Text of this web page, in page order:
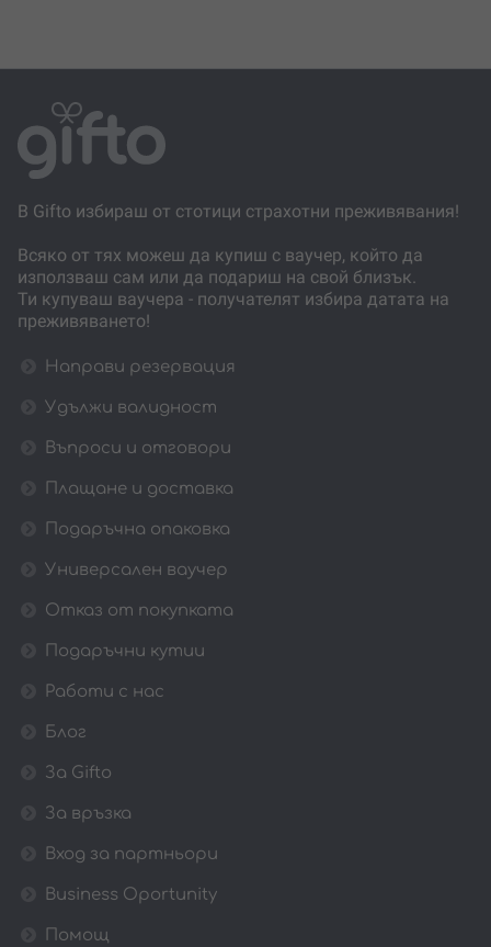
В Gifto избираш от стотици страхотни преживявания!
Всяко от тях можеш да купиш с ваучер, който да
използваш сам или да подариш на свой близък.
Ти купуваш ваучера - получателят избира датата на
преживяването!
Направи резервация
Удължи валидност
Въпроси и отговори
Плащане и доставка
Подаръчна опаковка
Универсален ваучер
Отказ от покупката
Подаръчни кутии
Работи с нас
Блог
За Gifto
За връзка
Вход за партньори
Business Oportunity
Помощ